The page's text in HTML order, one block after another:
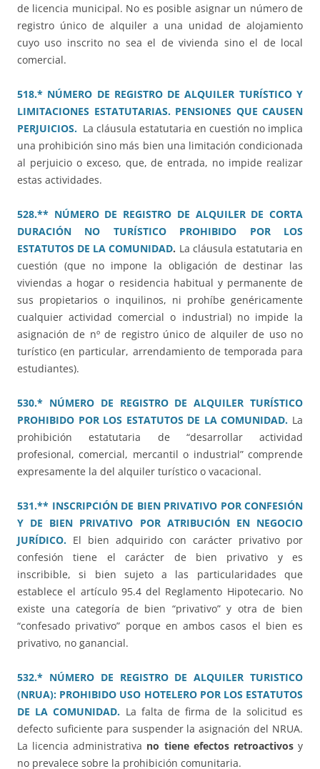
de licencia municipal. No es posible asignar un número de
registro único de alquiler a una unidad de alojamiento
cuyo uso inscrito no sea el de vivienda sino el de local
comercial.
518.* NÚMERO DE REGISTRO DE ALQUILER TURÍSTICO Y
LIMITACIONES ESTATUTARIAS. PENSIONES QUE CAUSEN
PERJUICIOS. La cláusula estatutaria en cuestión no implica
una prohibición sino más bien una limitación condicionada
al perjuicio o exceso, que, de entrada, no impide realizar
estas actividades.
528.** NÚMERO DE REGISTRO DE ALQUILER DE CORTA
DURACIÓN NO TURÍSTICO PROHIBIDO POR LOS
ESTATUTOS DE LA COMUNIDAD. La cláusula estatutaria en
cuestión (que no impone la obligación de destinar las
viviendas a hogar o residencia habitual y permanente de
sus propietarios o inquilinos, ni prohíbe genéricamente
cualquier actividad comercial o industrial) no impide la
asignación de nº de registro único de alquiler de uso no
turístico (en particular, arrendamiento de temporada para
estudiantes).
530.* NÚMERO DE REGISTRO DE ALQUILER TURÍSTICO
PROHIBIDO POR LOS ESTATUTOS DE LA COMUNIDAD. La
prohibición estatutaria de “desarrollar actividad
profesional, comercial, mercantil o industrial” comprende
expresamente la del alquiler turístico o vacacional.
531.** INSCRIPCIÓN DE BIEN PRIVATIVO POR CONFESIÓN
Y DE BIEN PRIVATIVO POR ATRIBUCIÓN EN NEGOCIO
JURÍDICO. El bien adquirido con carácter privativo por
confesión tiene el carácter de bien privativo y es
inscribible, si bien sujeto a las particularidades que
establece el artículo 95.4 del Reglamento Hipotecario. No
existe una categoría de bien “privativo” y otra de bien
“confesado privativo” porque en ambos casos el bien es
privativo, no ganancial.
532.* NÚMERO DE REGISTRO DE ALQUILER TURISTICO
(NRUA): PROHIBIDO USO HOTELERO POR LOS ESTATUTOS
DE LA COMUNIDAD. La falta de firma de la solicitud es
defecto suficiente para suspender la asignación del NRUA.
La licencia administrativa no tiene efectos retroactivosy
no prevalece sobre la prohibición comunitaria.